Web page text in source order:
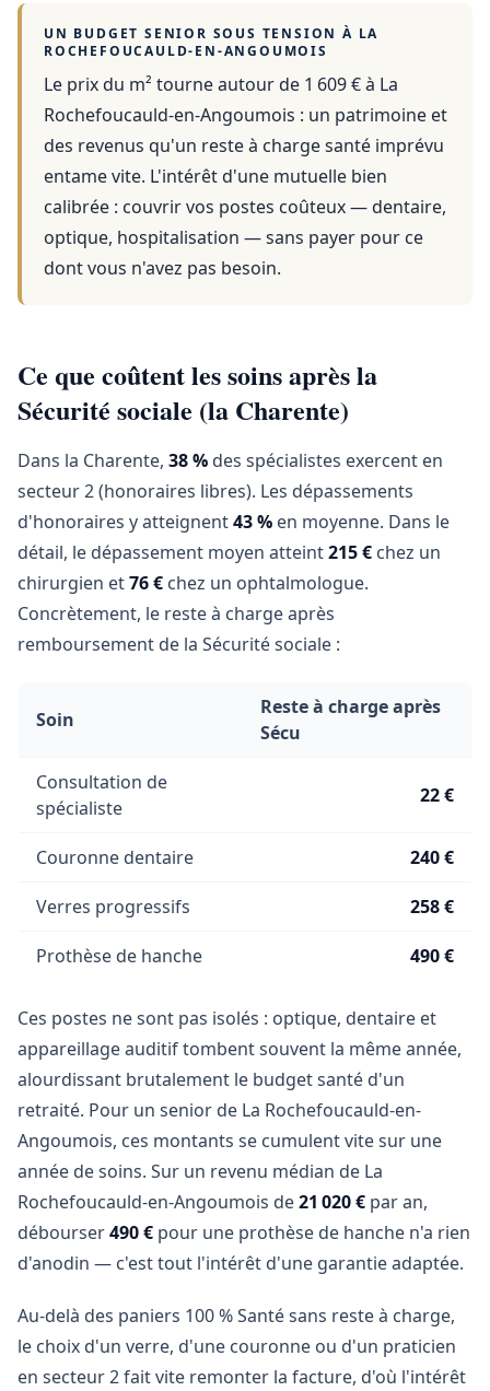
UN BUDGET SENIOR SOUS TENSION À LA
ROCHEFOUCAULD-EN-ANGOUMOIS
Le prix du m² tourne autour de 1 609 €à La
Rochefoucauld-en-Angoumois : un patrimoine et
des revenus qu'un reste à charge santé imprévu
entame vite. L'intérêt d'une mutuelle bien
calibrée : couvrir vos postes coûteux — dentaire,
optique, hospitalisation — sans payer pour ce
dont vous n'avez pas besoin.
Ce que coûtent les soins après la
Sécurité sociale (la Charente)
Dans la Charente, 38 % des spécialistes exercent en
secteur 2 (honoraires libres). Les dépassements
d'honoraires y atteignent43 % en moyenne. Dans le
détail, le dépassement moyen atteint215 € chez un
chirurgien et76 € chez un ophtalmologue.
Concrètement, le reste à charge après
remboursement de la Sécurité sociale :
Soin
Reste à charge après
Sécu
Consultation de
spécialiste
22 €
Couronne dentaire 240 €
Verres progressifs 258 €
Prothèse de hanche 490 €
Ces postes ne sont pas isolés : optique, dentaire et
appareillage auditif tombent souvent la même année,
alourdissant brutalement le budget santé d'un
retraité. Pour un senior de La Rochefoucauld-en-
Angoumois, ces montants se cumulent vite sur une
année de soins. Sur un revenu médian de La
Rochefoucauld-en-Angoumois de21 020 € par an,
débourser490 € pour une prothèse de hanche n'a rien
d'anodin — c'est tout l'intérêt d'une garantie adaptée.
Au-delà des paniers 100 % Santé sans reste à charge,
le choix d'un verre, d'une couronne ou d'un praticien
en secteur 2 fait vite remonter la facture, d'où l'intérêt